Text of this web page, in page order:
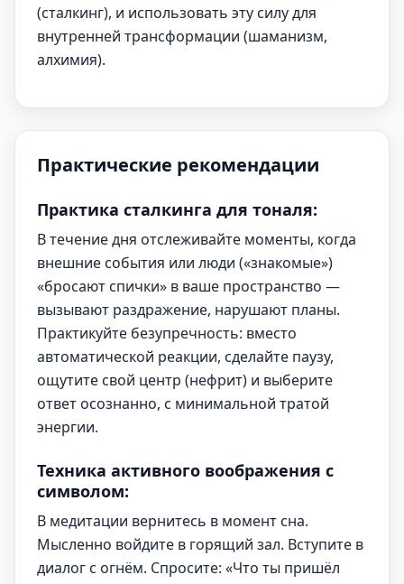
(сталкинг), и использовать эту силу для
внутренней трансформации (шаманизм,
алхимия).
Практические рекомендации
Практика сталкинга для тоналя:
В течение дня отслеживайте моменты, когда
внешние события или люди («знакомые»)
«бросают спички» в ваше пространство —
вызывают раздражение, нарушают планы.
Практикуйте безупречность: вместо
автоматической реакции, сделайте паузу,
ощутите свой центр (нефрит) и выберите
ответ осознанно, с минимальной тратой
энергии.
Техника активного воображения с
символом:
В медитации вернитесь в момент сна.
Мысленно войдите в горящий зал. Вступите в
диалог с огнём. Спросите: «Что ты пришёл